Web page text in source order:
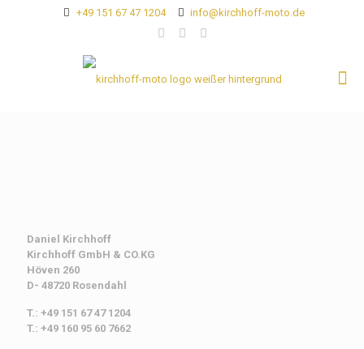
+49 151 67 47 1204 info@kirchhoff-moto.de
Daniel Kirchhoff
Kirchhoff GmbH & CO.KG
Höven 260
D- 48720 Rosendahl
T.: +49 151 67 47 1204
T.: +49 160 95 60 7662